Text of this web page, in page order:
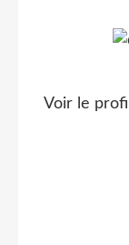
Voir le